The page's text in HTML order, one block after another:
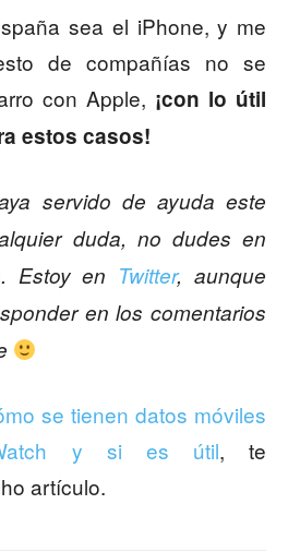
sea el iPhone, y me
de compañías no se
con Apple, ¡con lo útil
estos casos!
servido de ayuda este
duda, no dudes en
Estoy en Twitter, aunque
en los comentarios
se tienen datos móviles
y si es útil, te
artículo.